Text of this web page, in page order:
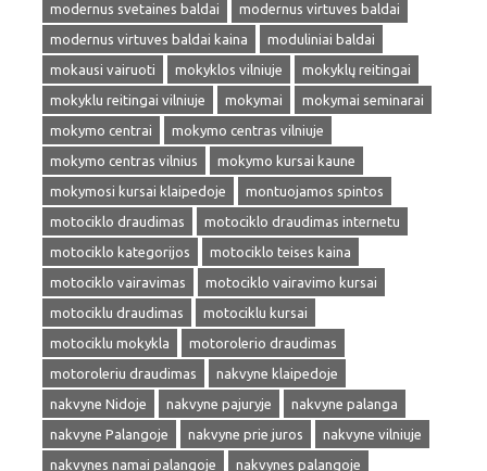
modernus svetaines baldai
modernus virtuves baldai
modernus virtuves baldai kaina
moduliniai baldai
mokausi vairuoti
mokyklos vilniuje
mokyklų reitingai
mokyklu reitingai vilniuje
mokymai
mokymai seminarai
mokymo centrai
mokymo centras vilniuje
mokymo centras vilnius
mokymo kursai kaune
mokymosi kursai klaipedoje
montuojamos spintos
motociklo draudimas
motociklo draudimas internetu
motociklo kategorijos
motociklo teises kaina
motociklo vairavimas
motociklo vairavimo kursai
motociklu draudimas
motociklu kursai
motociklu mokykla
motorolerio draudimas
motoroleriu draudimas
nakvyne klaipedoje
nakvyne Nidoje
nakvyne pajuryje
nakvyne palanga
nakvyne Palangoje
nakvyne prie juros
nakvyne vilniuje
nakvynes namai palangoje
nakvynes palangoje